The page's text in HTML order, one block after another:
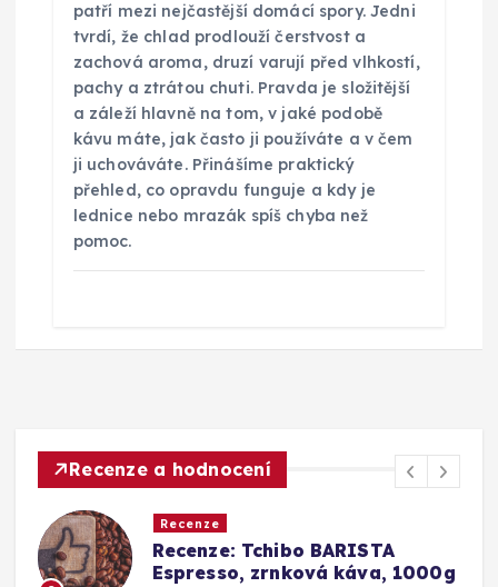
patří mezi nejčastější domácí spory. Jedni
tvrdí, že chlad prodlouží čerstvost a
zachová aroma, druzí varují před vlhkostí,
pachy a ztrátou chuti. Pravda je složitější
a záleží hlavně na tom, v jaké podobě
kávu máte, jak často ji používáte a v čem
ji uchováváte. Přinášíme praktický
přehled, co opravdu funguje a kdy je
lednice nebo mrazák spíš chyba než
pomoc.
Recenze a hodnocení
Recenze
Srovnání a recenze: Tchibo
Barista Caffè Crema vs.